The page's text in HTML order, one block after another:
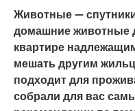
Животные —
домашние животные
квартире
мешать другим
подходит для
собрали для вас